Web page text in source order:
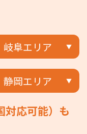
岐阜エリア
静岡エリア
応可能）も